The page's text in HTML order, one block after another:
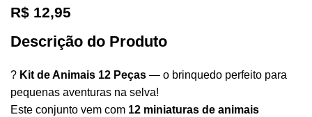
R$ 12,95
Descrição do Produto
? Kit de Animais 12 Peças — o brinquedo perfeito para
pequenas aventuras na selva!
Este conjunto vem com 12 miniaturas de animais